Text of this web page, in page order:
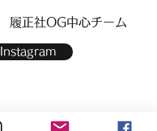
正社OG中心チーム
Instagram